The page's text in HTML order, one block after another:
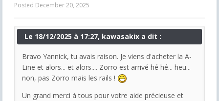
Posted December 20, 2025
Le 18/12/2025 à 17:27, kawasakix a dit :
Bravo Yannick, tu avais raison. Je viens d'acheter la A-
Line et alors... et alors.... Zorro est arrivé hé hé... heu...
non, pas Zorro mais les rails !
Un grand merci à tous pour votre aide précieuse et